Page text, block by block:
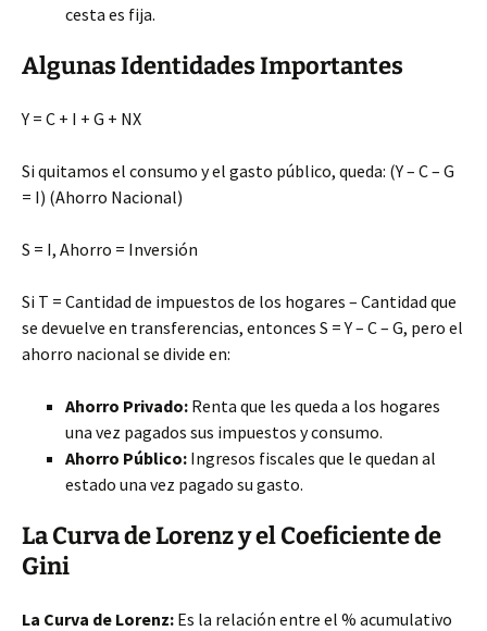
cesta es fija.
Algunas Identidades Importantes
Y = C + I + G + NX
Si quitamos el consumo y el gasto público, queda: (Y – C – G
= I) (Ahorro Nacional)
S = I, Ahorro = Inversión
Si T = Cantidad de impuestos de los hogares – Cantidad que
se devuelve en transferencias, entonces S = Y – C – G, pero el
ahorro nacional se divide en:
Ahorro Privado: Renta que les queda a los hogares
una vez pagados sus impuestos y consumo.
Ahorro Público: Ingresos fiscales que le quedan al
estado una vez pagado su gasto.
La Curva de Lorenz y el Coeficiente de
Gini
La Curva de Lorenz: Es la relación entre el % acumulativo